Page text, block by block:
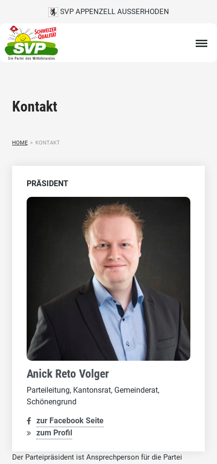
SVP APPENZELL AUSSERHODEN
Kontakt
HOME > KONTAKT
PRÄSIDENT
Anick Reto Volger
Parteileitung, Kantonsrat, Gemeinderat,
Schönengrund
zur Facebook Seite
zum Profil
Der Parteipräsident ist Ansprechperson für die Partei